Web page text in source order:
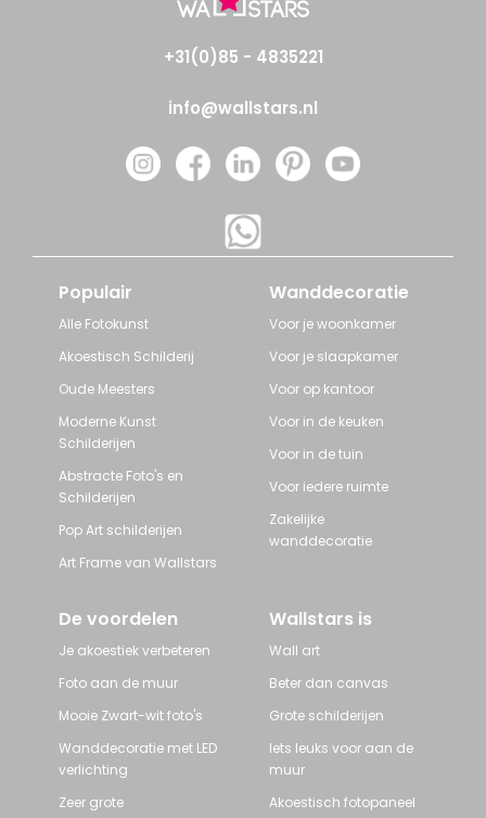
+31(0)85 - 4835221
info@wallstars.nl
Populair
Alle Fotokunst
Akoestisch Schilderij
Oude Meesters
Moderne Kunst
Schilderijen
Abstracte Foto's en
Schilderijen
Pop Art schilderijen
Art Frame van Wallstars
Wanddecoratie
Voor je woonkamer
Voor je slaapkamer
Voor op kantoor
Voor in de keuken
Voor in de tuin
Voor iedere ruimte
Zakelijke
wanddecoratie
De voordelen
Je akoestiek verbeteren
Foto aan de muur
Mooie Zwart-wit foto's
Wanddecoratie met LED
verlichting
Zeer grote
Wallstars is
Wall art
Beter dan canvas
Grote schilderijen
Iets leuks voor aan de
muur
Akoestisch fotopaneel